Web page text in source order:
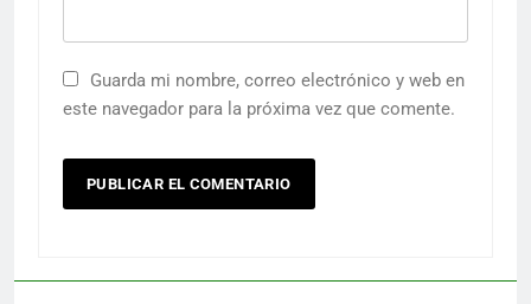
Guarda mi nombre, correo electrónico y web en
este navegador para la próxima vez que comente.